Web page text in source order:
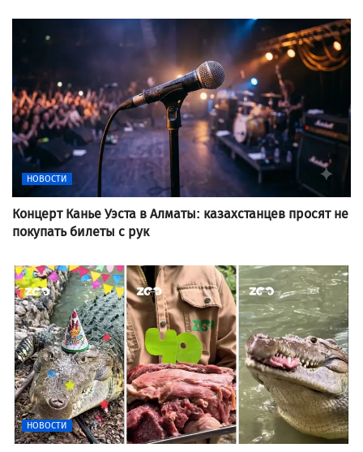
НОВОСТИ
Концерт Канье Уэста в Алматы: казахстанцев просят не
покупать билеты с рук
НОВОСТИ